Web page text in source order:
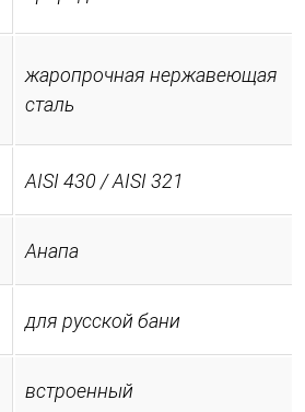
жаропрочная нержавеющая
сталь
AISI 430 / AISI 321
Анапа
для русской бани
встроенный